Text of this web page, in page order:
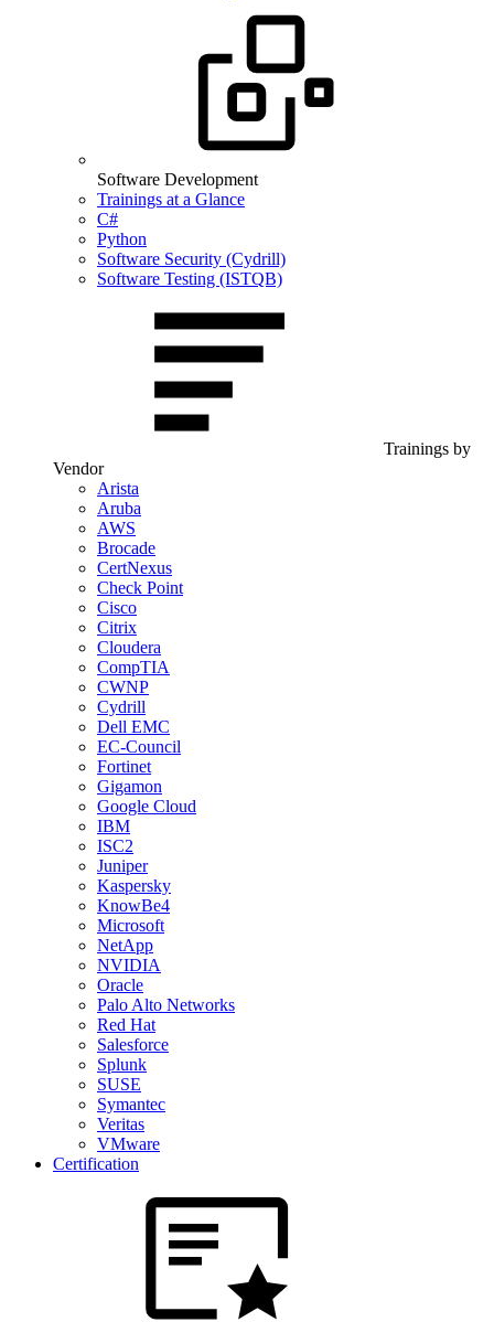
Software Development
Trainings at a Glance
C#
Python
Software Security (Cydrill)
Software Testing (ISTQB)
Trainings by
Vendor
Arista
Aruba
AWS
Brocade
CertNexus
Check Point
Cisco
Citrix
Cloudera
CompTIA
CWNP
Cydrill
Dell EMC
EC-Council
Fortinet
Gigamon
Google Cloud
IBM
ISC2
Juniper
Kaspersky
KnowBe4
Microsoft
NetApp
NVIDIA
Oracle
Palo Alto Networks
Red Hat
Salesforce
Splunk
SUSE
Symantec
Veritas
VMware
Certification